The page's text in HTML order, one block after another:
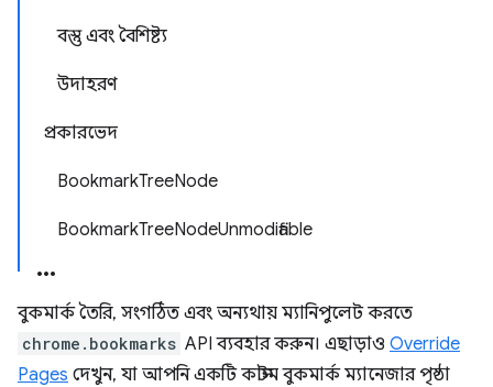
বস্তু এবং বৈশিষ্ট্য
উদাহরণ
প্রকারভেদ
BookmarkTreeNode
BookmarkTreeNodeUnmodifiable
বুকমার্ক তৈরি, সংগঠিত এবং অন্যথায় ম্যানিপুলেট করতে
chrome.bookmarks API ব্যবহার করুন। এছাড়াও Override
Pages দেখুন, যা আপনি একটি কাস্টম বুকমার্ক ম্যানেজার পৃষ্ঠা